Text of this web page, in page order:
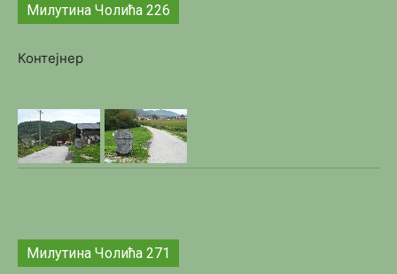
Милутина Чолића 226
Контејнер
Милутина Чолића 271